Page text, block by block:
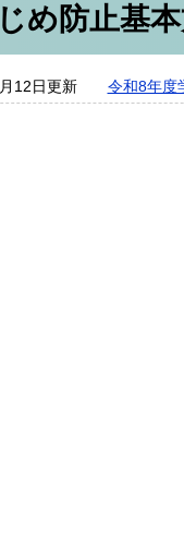
め防止基
12日更新 令和8年度